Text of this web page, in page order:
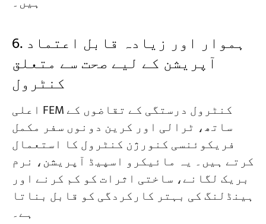
6. ہموار اور زیادہ قابل اعتماد
آپریشن کے لیے صحت سے متعلق
کنٹرول
اعلی FEM کنٹرول درستگی کے تقاضوں کے
ساتھ، ٹرالی اور کرین دونوں سفر مکمل
فریکوئنسی کنورژن کنٹرول کا استعمال
کرتے ہیں۔ یہ مائیکرو اسپیڈ آپریشن، نرم
بریک لگانے، ساختی اثرات کو کم کرنے اور
ہینڈلنگ کی بہتر کارکردگی کو قابل بناتا
ہے۔